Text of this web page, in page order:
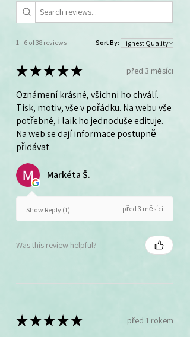
1 - 6 of 38 reviews Sort By:
★★★★★ před 3 měsíci
Oznámení krásné, všichni ho chválí.
Tisk, motiv, vše v pořádku. Na webu vše
potřebné, i laik ho jednoduše edituje.
Na web se dají informace postupně
přidávat.
Markéta Š.
Show Reply (1) před 3 měsíci
Was this review helpful?
★★★★★ před 1 rokem